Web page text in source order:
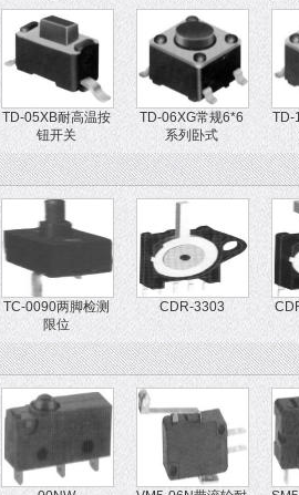
TD-05XB耐高温按
钮开关
TD-06XG常规6*6
系列卧式
TD-
TC-0090两脚检测
限位
CDR-3303